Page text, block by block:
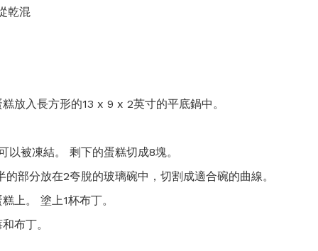
乾混
放入長方形的13 x 9 x 2英寸的平底鍋中。
以被凍結。 剩下的蛋糕切成8塊。
部分放在2夸脫的玻璃碗中，切割成適合碗的曲線。
上。 塗上1杯布丁。
布丁。